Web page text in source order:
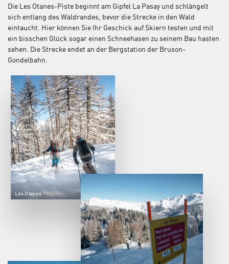
Die Les Otanes-Piste beginnt am Gipfel La Pasay und schlängelt
sich entlang des Waldrandes, bevor die Strecke in den Wald
eintaucht. Hier können Sie Ihr Geschick auf Skiern testen und mit
ein bisschen Glück sogar einen Schneehasen zu seinem Bau hasten
sehen. Die Strecke endet an der Bergstation der Bruson-
Gondelbahn.
Les Otanes